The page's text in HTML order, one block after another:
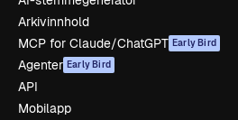
Arkivinnhold
MCP for Claude/ChatGPT Early Bird
Agenter Early Bird
API
Mobilapp